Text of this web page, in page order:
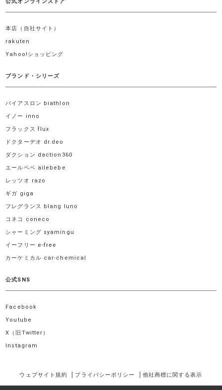
本店（自社サイト）
rakuten
Yahoo!ショッピング
ブランド・シリーズ
バイアスロン biathlon
イノー inno
フラックス flux
ドクターデオ dr.deo
ダクション daction360
エールベベ ailebebe
レッツオ razo
ギガ giga
フレグランス blang luno
コネコ coneco
シャーミング syamingu
イーフリー e-free
カーケミカル car-chemical
公式SNS
Facebook
Youtube
X（旧Twitter）
Instagram
ウェブサイト規約 プライバシーポリシー 他社商標に関する表示